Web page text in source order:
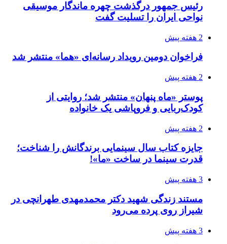
رئیس جمهور درگذشت چهره ماندگار موسیقی
نواحی ایران را تسلیت گفت
2 هفته پیش
فراخوان دومین رویداد رسانه‌ای «هما» منتشر شد
2 هفته پیش
پوستر «ماه پنهان» منتشر شد؛ روایتی از
کودک‌ربایی و فروپاشی یک خانواده
2 هفته پیش
جایزه کتاب سال سینمایی برندگانش را شناخت؛
قدرت سینما در ساخت «ما»!
3 هفته پیش
مستند زندگی شهید دکتر محمدمهدی طهرانچی در
شیراز روی پرده می‌رود
3 هفته پیش